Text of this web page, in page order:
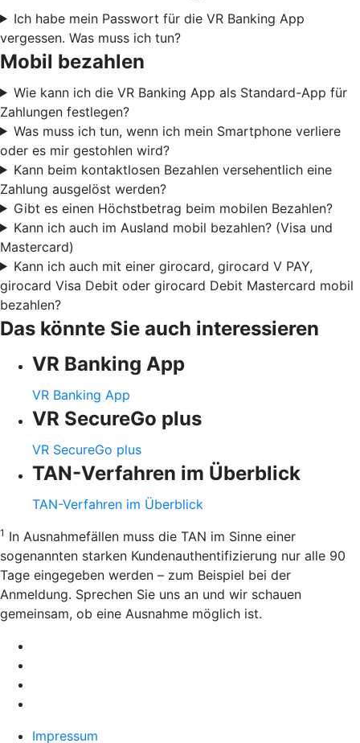
Ich habe mein Passwort für die VR Banking App
vergessen. Was muss ich tun?
Mobil bezahlen
Wie kann ich die VR Banking App als Standard-App für
Zahlungen festlegen?
Was muss ich tun, wenn ich mein Smartphone verliere
oder es mir gestohlen wird?
Kann beim kontaktlosen Bezahlen versehentlich eine
Zahlung ausgelöst werden?
Gibt es einen Höchstbetrag beim mobilen Bezahlen?
Kann ich auch im Ausland mobil bezahlen? (Visa und
Mastercard)
Kann ich auch mit einer girocard, girocard V PAY,
girocard Visa Debit oder girocard Debit Mastercard mobil
bezahlen?
Das könnte Sie auch interessieren
VR Banking App
VR Banking App
VR SecureGo plus
VR SecureGo plus
TAN-Verfahren im Überblick
TAN-Verfahren im Überblick
1 In Ausnahmefällen muss die TAN im Sinne einer
sogenannten starken Kundenauthentifizierung nur alle 90
Tage eingegeben werden – zum Beispiel bei der
Anmeldung. Sprechen Sie uns an und wir schauen
gemeinsam, ob eine Ausnahme möglich ist.
Impressum